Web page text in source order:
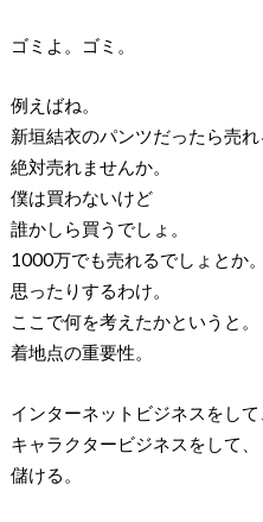
ゴミよ。ゴミ。
例えばね。
新垣結衣のパンツだったら売れ
絶対売れませんか。
僕は買わないけど
誰かしら買うでしょ。
1000万でも売れるでしょとか。
思ったりするわけ。
ここで何を考えたかというと。
着地点の重要性。
インターネットビジネスをして
キャラクタービジネスをして、
儲ける。